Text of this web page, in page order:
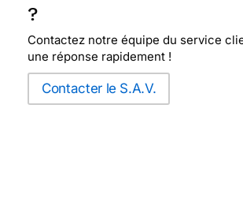
?
Contactez notre équipe du service
une réponse rapidement !
Contacter le S.A.V.